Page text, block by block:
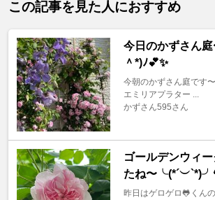
この記事を見た人におすすめ
今日のかずさん
＾*)ﾉ💕✨
今朝のかずさん庭です
エミリアプラター ...
かずさん595さん
ゴールデンウィ
たね〜
昨日はゲロゲロ🐸くん